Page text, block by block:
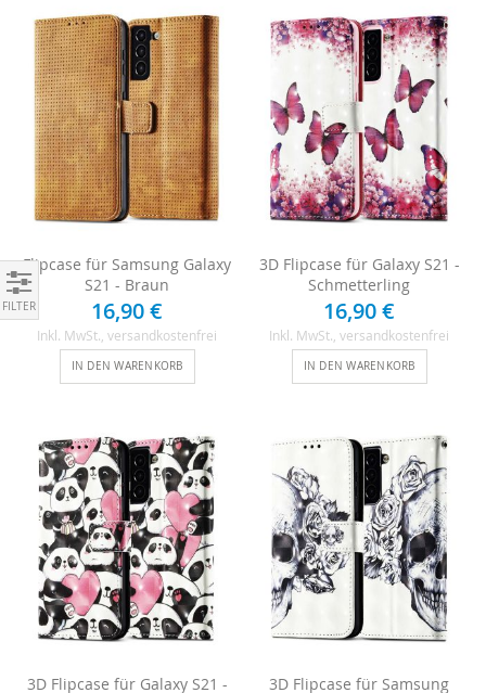
Flipcase für Samsung Galaxy
S21 - Braun
16,90 €
Inkl. MwSt. , versandkostenfrei
IN DEN WARENKORB
3D Flipcase für Galaxy S21 -
Schmetterling
16,90 €
Inkl. MwSt. , versandkostenfrei
IN DEN WARENKORB
3D Flipcase für Galaxy S21 -
3D Flipcase für Samsung
Einkaufen nach